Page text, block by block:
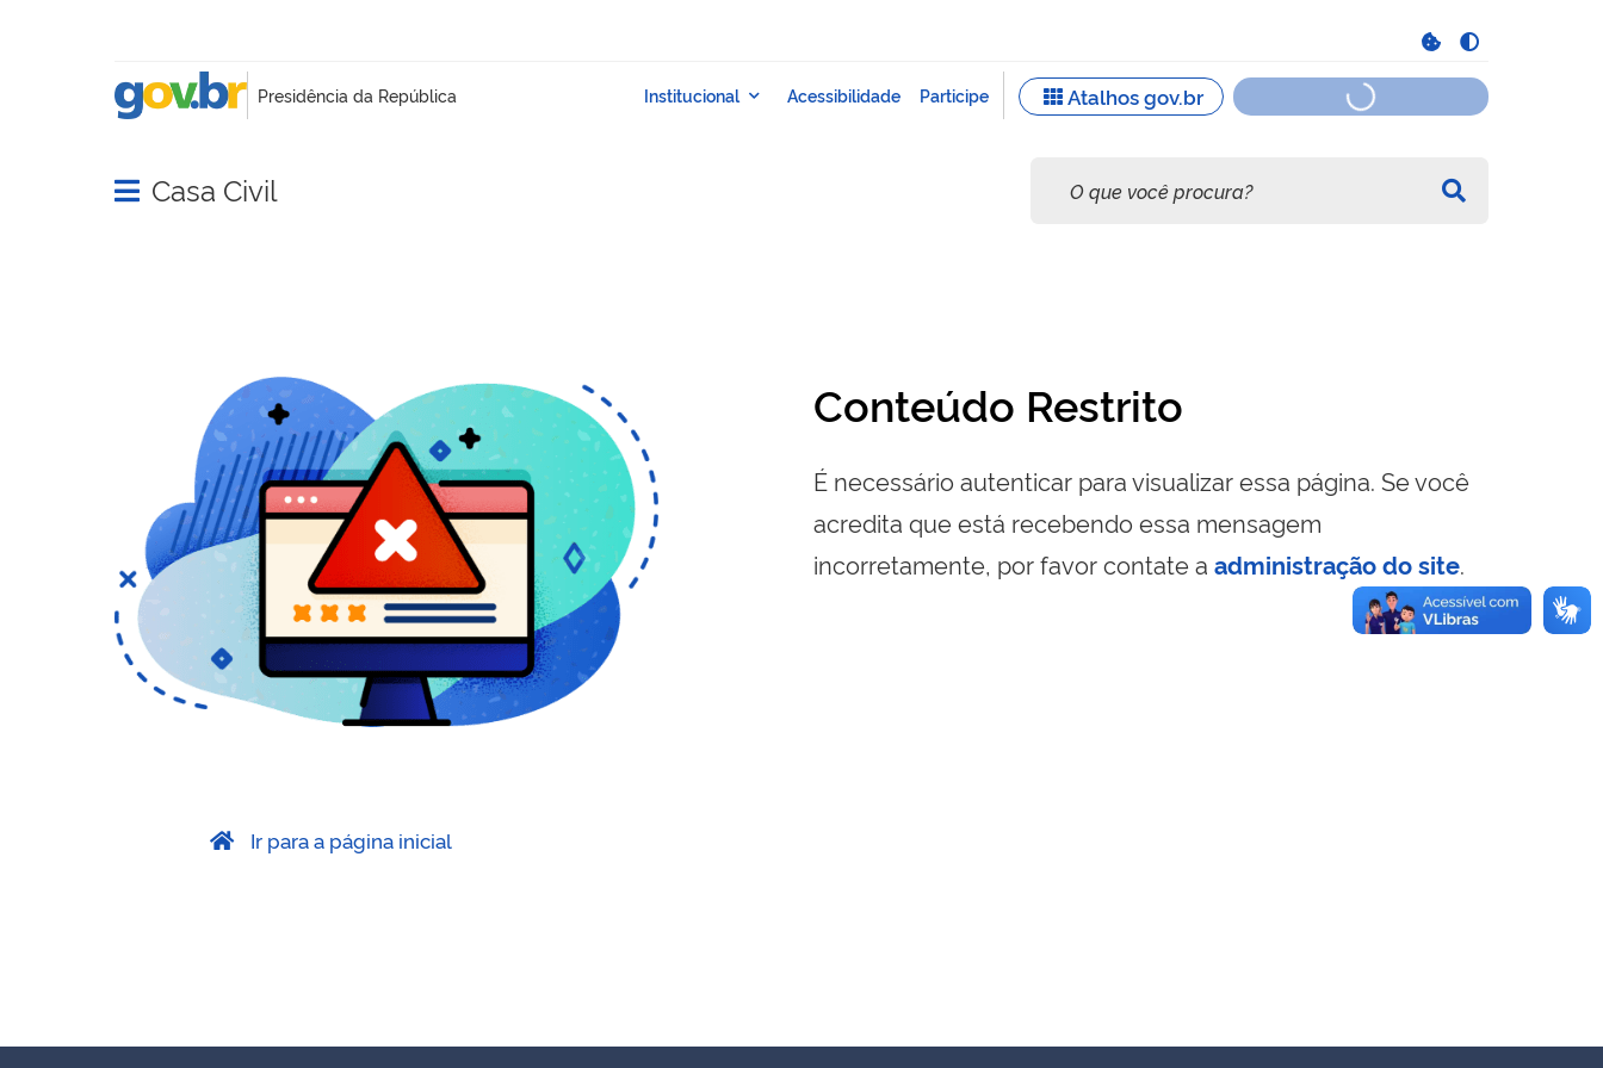
Abrir menu principal de navegação
Casa Civil
Conteúdo Restrito
É necessário autenticar para visualizar essa página. Se você
acredita que está recebendo essa mensagem
incorretamente, por favor contate a administração do site.
Ir para a página inicial